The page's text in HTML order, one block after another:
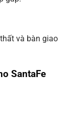
và bàn giao
SantaFe